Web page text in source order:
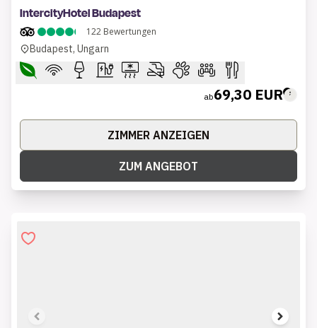
IntercityHotel Budapest
122 Bewertungen
Budapest, Ungarn
ab69,30 EUR
ZIMMER ANZEIGEN
ZUM ANGEBOT